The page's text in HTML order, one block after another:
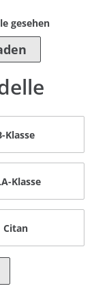
gesehen
Klasse
Klasse
Citan